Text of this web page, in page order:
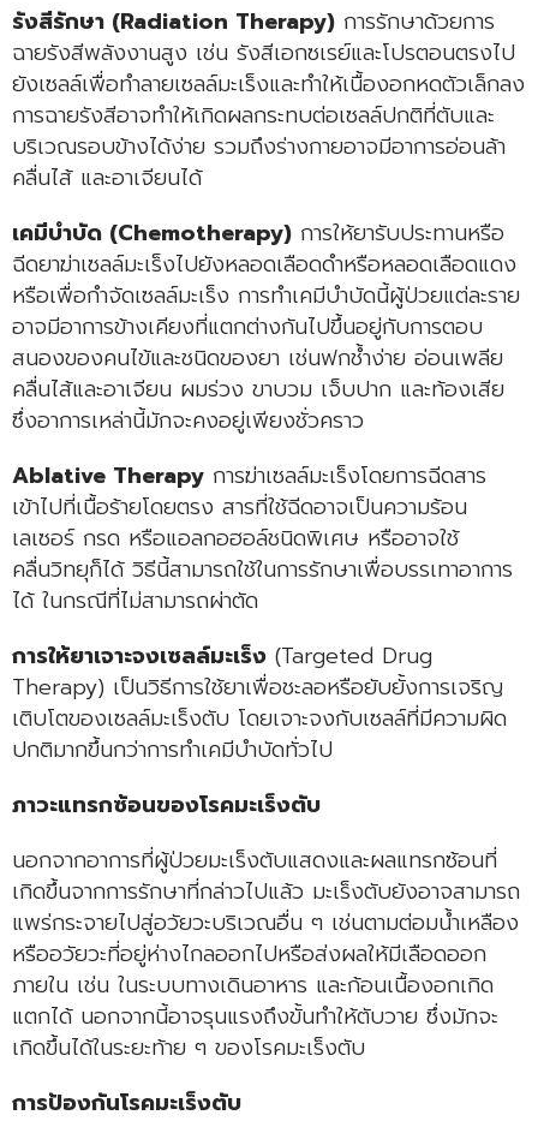
รังสีรักษา (Radiation Therapy) การรักษาด้วยการ
ฉายรังสีพลังงานสูง เช่น รังสีเอกซเรย์และโปรตอนตรงไป
ยังเซลล์เพื่อทำลายเซลล์มะเร็งและทำให้เนื้องอกหดตัวเล็กลง
การฉายรังสีอาจทำให้เกิดผลกระทบต่อเซลล์ปกติที่ตับและ
บริเวณรอบข้างได้ง่าย รวมถึงร่างกายอาจมีอาการอ่อนล้า
คลื่นไส้ และอาเจียนได้
เคมีบำบัด (Chemotherapy) การให้ยารับประทานหรือ
ฉีดยาฆ่าเซลล์มะเร็งไปยังหลอดเลือดดำหรือหลอดเลือดแดง
หรือเพื่อกำจัดเซลล์มะเร็ง การทำเคมีบำบัดนี้ผู้ป่วยแต่ละราย
อาจมีอาการข้างเคียงที่แตกต่างกันไปขึ้นอยู่กับการตอบ
สนองของคนไข้และชนิดของยา เช่นฟกช้ำง่าย อ่อนเพลีย
คลื่นไส้และอาเจียน ผมร่วง ขาบวม เจ็บปาก และท้องเสีย
ซึ่งอาการเหล่านี้มักจะคงอยู่เพียงชั่วคราว
Ablative Therapy การฆ่าเซลล์มะเร็งโดยการฉีดสาร
เข้าไปที่เนื้อร้ายโดยตรง สารที่ใช้ฉีดอาจเป็นความร้อน
เลเซอร์ กรด หรือแอลกอฮอล์ชนิดพิเศษ หรืออาจใช้
คลื่นวิทยุก็ได้ วิธีนี้สามารถใช้ในการรักษาเพื่อบรรเทาอาการ
ได้ ในกรณีที่ไม่สามารถผ่าตัด
การให้ยาเจาะจงเซลล์มะเร็ง (Targeted Drug
Therapy) เป็นวิธีการใช้ยาเพื่อชะลอหรือยับยั้งการเจริญ
เติบโตของเซลล์มะเร็งตับ โดยเจาะจงกับเซลล์ที่มีความผิด
ปกติมากขึ้นกว่าการทำเคมีบำบัดทั่วไป
ภาวะแทรกซ้อนของโรคมะเร็งตับ
นอกจากอาการที่ผู้ป่วยมะเร็งตับแสดงและผลแทรกซ้อนที่
เกิดขึ้นจากการรักษาที่กล่าวไปแล้ว มะเร็งตับยังอาจสามารถ
แพร่กระจายไปสู่อวัยวะบริเวณอื่น ๆ เช่นตามต่อมน้ำเหลือง
หรืออวัยวะที่อยู่ห่างไกลออกไปหรือส่งผลให้มีเลือดออก
ภายใน เช่น ในระบบทางเดินอาหาร และก้อนเนื้องอกเกิด
แตกได้ นอกจากนี้อาจรุนแรงถึงขั้นทำให้ตับวาย ซึ่งมักจะ
เกิดขึ้นได้ในระยะท้าย ๆ ของโรคมะเร็งตับ
การป้องกันโรคมะเร็งตับ